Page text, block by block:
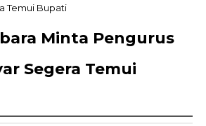
Temui Bupati
Minta Pengurus
Segera Temui